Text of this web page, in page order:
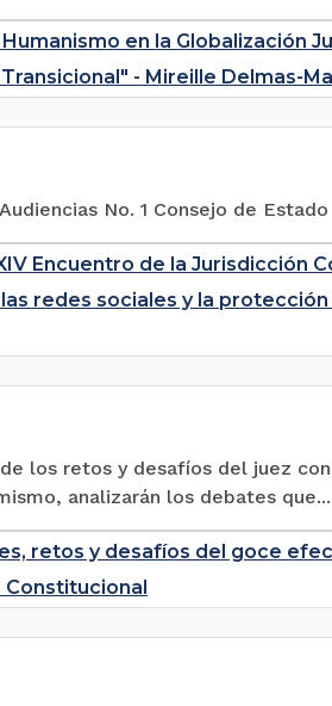
en la Globalización
- Mireille Delmas-
No. 1 Consejo de Estado
Encuentro de la Jurisdicción
redes sociales y la
los retos y desafíos del juez
analizarán los debates que...
retos y desafíos del goce
Constitucional